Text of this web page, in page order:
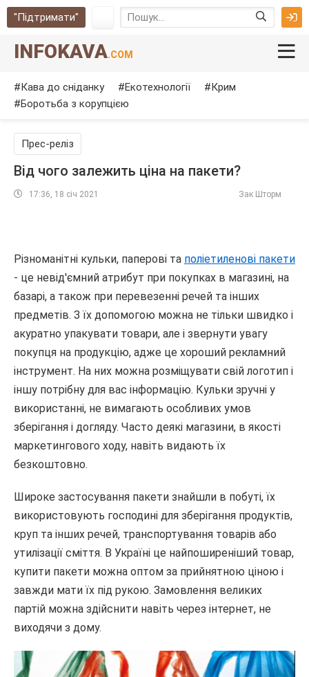
"Підтримати"
INFOKAVA.COM
Кава до сніданку Екотехнології
Крим
Боротьба з корупцією
Прес-реліз
Від чого залежить ціна на пакети?
17:36, 18 січ 2021 Зак Шторм
Різноманітні кульки, паперові та поліетиленові пакети
- це невід'ємний атрибут при покупках в магазині, на
базарі, а також при перевезенні речей та інших
предметів. З їх допомогою можна не тільки швидко і
акуратно упакувати товари, але і звернути увагу
покупця на продукцію, адже це хороший рекламний
інструмент. На них можна розміщувати свій логотип і
іншу потрібну для вас інформацію. Кульки зручні у
використанні, не вимагають особливих умов
зберігання і догляду. Часто деякі магазини, в якості
маркетингового ходу, навіть видають їх
безкоштовно.
Широке застосування пакети знайшли в побуті, їх
використовують господині для зберігання продуктів,
круп та інших речей, транспортування товарів або
утилізації сміття. В Україні це найпоширеніший товар,
купити пакети можна оптом за прийнятною ціною і
завжди мати їх під рукою. Замовлення великих
партій можна здійснити навіть через інтернет, не
виходячи з дому.